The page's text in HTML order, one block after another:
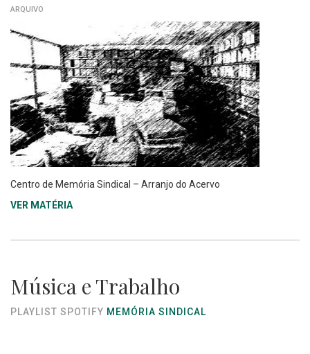
ARQUIVO
Centro de Memória Sindical – Arranjo do Acervo
VER MATÉRIA
Música e Trabalho
PLAYLIST SPOTIFY MEMÓRIA SINDICAL